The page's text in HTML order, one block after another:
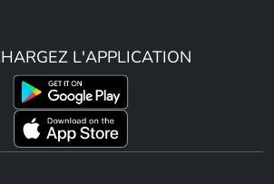
L'APPLICATION